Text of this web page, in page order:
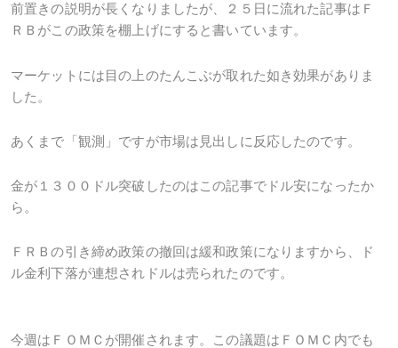
前置きの説明が長くなりましたが、２５日に流れた記事はＦ
ＲＢがこの政策を棚上げにすると書いています。
マーケットには目の上のたんこぶが取れた如き効果がありま
した。
あくまで「観測」ですが市場は見出しに反応したのです。
金が１３００ドル突破したのはこの記事でドル安になったか
ら。
ＦＲＢの引き締め政策の撤回は緩和政策になりますから、ド
ル金利下落が連想されドルは売られたのです。
今週はＦＯＭＣが開催されます。この議題はＦＯＭＣ内でも